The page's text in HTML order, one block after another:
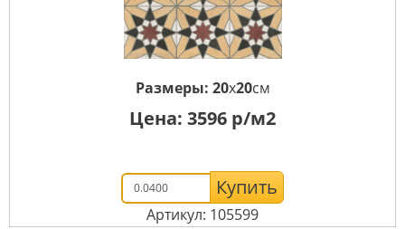
Размеры: 20x20см
Цена: 3596 р/м2
Купить
Артикул: 105599